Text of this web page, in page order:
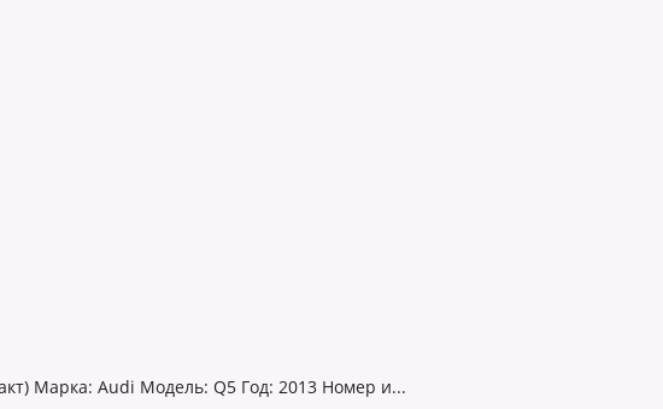
Марка: Audi Модель: Q5 Год: 2013 Номер и...